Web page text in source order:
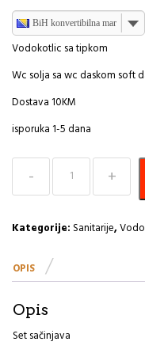
BiH konvertibilna marka
Vodokotlic sa tipkom
Wc solja sa wc daskom soft
Dostava 10KM
isporuka 1-5 dana
Vodokotlic
ugradbeni
set
količina
Kategorije: Sanitarije,
OPIS
Opis
Set sačinjava